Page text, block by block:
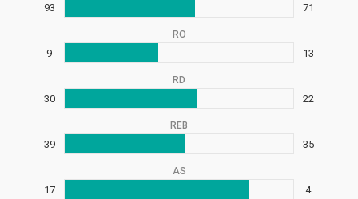
93 71
RO
9 13
RD
30 22
REB
39 35
AS
17 4